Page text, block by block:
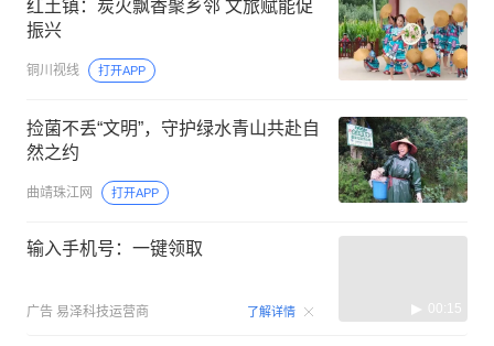
红土镇：炭火飘香聚乡邻 文旅赋能促
振兴
铜川视线 打开APP
捡菌不丢“文明”，守护绿水青山共赴自
然之约
曲靖珠江网 打开APP
输入手机号：一键领取
广告 易泽科技运营商 了解详情 00:15